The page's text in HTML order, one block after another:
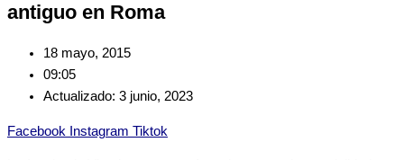
antiguo en Roma
18 mayo, 2015
09:05
Actualizado: 3 junio, 2023
Facebook Instagram Tiktok